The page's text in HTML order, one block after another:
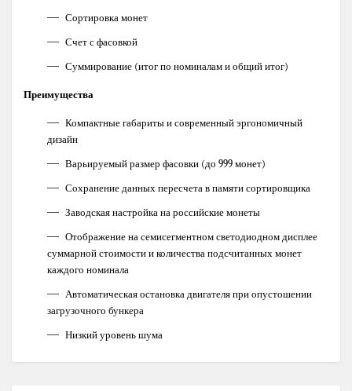
Сортировка монет
Счет с фасовкой
Суммирование (итог по номиналам и общий итог)
Преимущества
Компактные габариты и современный эргономичный
дизайн
Варьируемый размер фасовки (до 999 монет)
Сохранение данных пересчета в памяти сортировщика
Заводская настройка на российские монеты
Отображение на семисегментном светодиодном дисплее
суммарной стоимости и количества подсчитанных монет
каждого номинала
Автоматическая остановка двигателя при опустошении
загрузочного бункера
Низкий уровень шума